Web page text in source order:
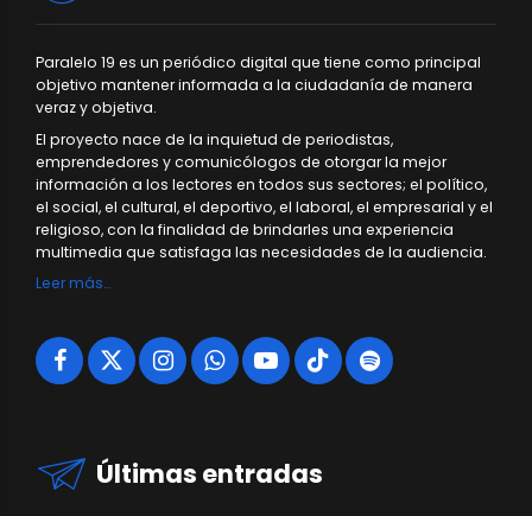
Paralelo 19 es un periódico digital que tiene como principal
objetivo mantener informada a la ciudadanía de manera
veraz y objetiva.
El proyecto nace de la inquietud de periodistas,
emprendedores y comunicólogos de otorgar la mejor
información a los lectores en todos sus sectores; el político,
el social, el cultural, el deportivo, el laboral, el empresarial y el
religioso, con la finalidad de brindarles una experiencia
multimedia que satisfaga las necesidades de la audiencia.
Leer más…
Últimas entradas